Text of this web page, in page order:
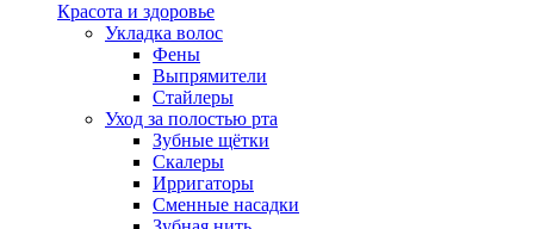
Красота и здоровье
Укладка волос
Фены
Выпрямители
Стайлеры
Уход за полостью рта
Зубные щётки
Скалеры
Ирригаторы
Сменные насадки